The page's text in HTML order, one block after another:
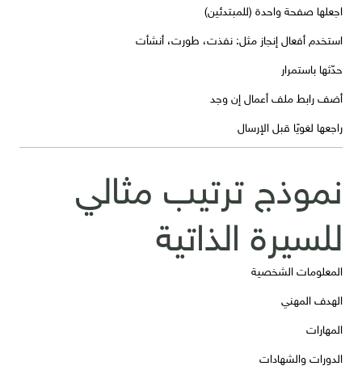
اجعلها صفحة واحدة (للمبتدئين)
استخدم أفعال إنجاز مثل: نفذت، طورت، أنشأت
حدّثها باستمرار
أضف رابط ملف أعمال إن وجد
راجعها لغويًا قبل الإرسال
نموذج ترتيب مثالي
للسيرة الذاتية
المعلومات الشخصية
الهدف المهني
المهارات
الدورات والشهادات